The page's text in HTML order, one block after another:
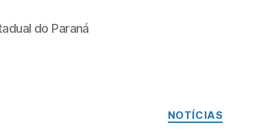
do Paraná
Categorias
NOTÍCIAS